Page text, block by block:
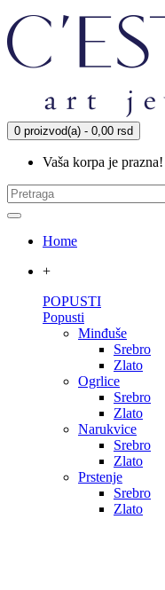
0 proizvod(a) - 0,00 rsd
Vaša korpa je prazna!
Home
+
POPUSTI
Popusti
Minđuše
Srebro
Zlato
Ogrlice
Srebro
Zlato
Narukvice
Srebro
Zlato
Prstenje
Srebro
Zlato